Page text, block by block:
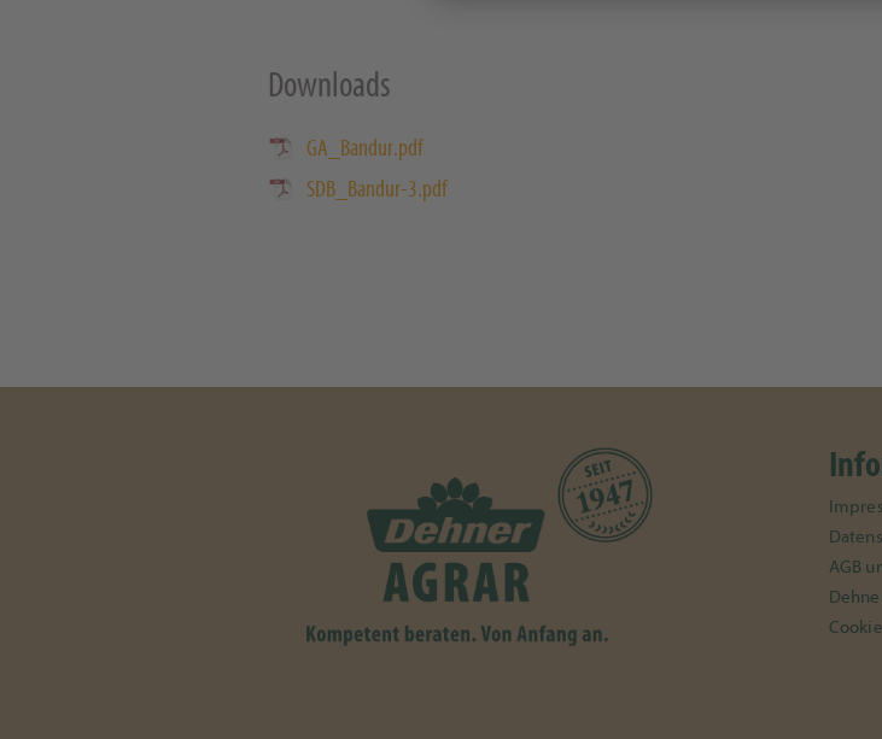
Downloads
GA_Bandur.pdf
SDB_Bandur-3.pdf
AGB